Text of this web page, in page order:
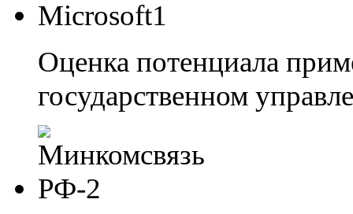
Оценка потенциала
государственном